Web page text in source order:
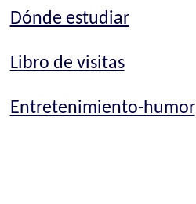
Dónde estudiar
Libro de visitas
Entretenimiento-humor